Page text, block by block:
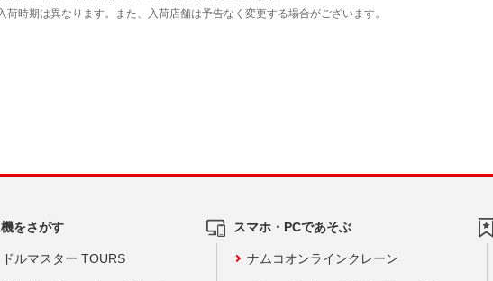
をさがす
ルマスター TOURS
スマホ・PCであそぶ
ナムコオンラインクレーン